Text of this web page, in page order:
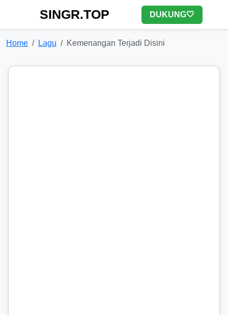
SINGR.TOP DUKUNG🤍
Home Lagu Kemenangan Terjadi Disini